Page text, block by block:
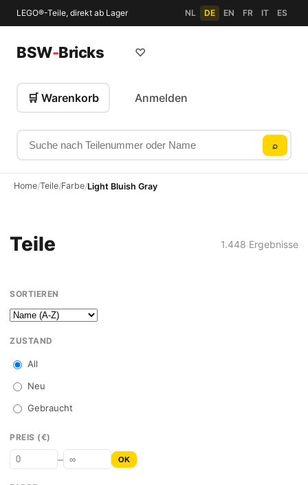
LEGO®-Teile, direkt ab Lager NL DE EN FR IT ES
BSW-Bricks
Suche nach Teilenummer oder Name
⌕
♡
🛒 Warenkorb Anmelden
Home/Teile/Farbe/Light Bluish Gray
Teile 1.448 Ergebnisse
SORTIEREN
ZUSTAND
All
Neu
Gebraucht
PREIS (€)
– OK